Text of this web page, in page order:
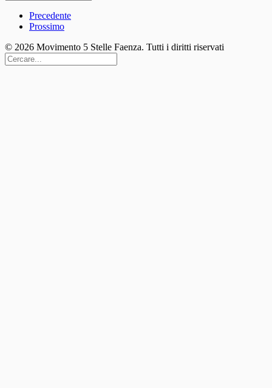
Precedente
Prossimo
© 2026 Movimento 5 Stelle Faenza. Tutti i diritti riservati